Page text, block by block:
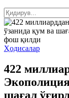
Ҳодисалар
422
шағал